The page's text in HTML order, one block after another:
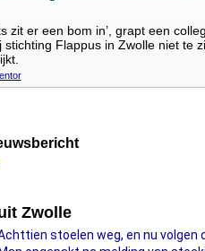
zit er een bom in’, grapt een
stichting Flappus in Zwolle niet te
Zwolle
stoelen weg, en nu